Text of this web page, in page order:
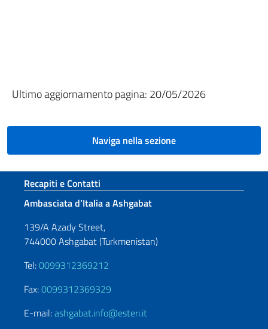
Ultimo aggiornamento pagina: 20/05/2026
Naviga nella sezione
Sezione footer
Recapiti e Contatti
Ambasciata d’Italia a Ashgabat
139/A Azady Street,
744000 Ashgabat (Turkmenistan)
Tel:0099312369212
Fax:0099312369329
E-mail:ashgabat.info@esteri.it